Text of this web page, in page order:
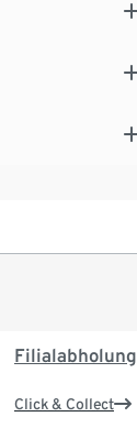
Filialabholung
Click & Collect